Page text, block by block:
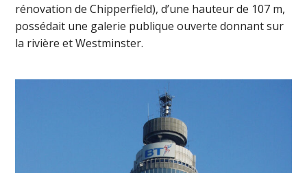
rénovation de Chipperfield), d’une hauteur de 107 m,
possédait une galerie publique ouverte donnant sur
la rivière et Westminster.